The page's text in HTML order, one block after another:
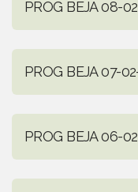
PROG BEJA 08-
PROG BEJA 07-
PROG BEJA 06-